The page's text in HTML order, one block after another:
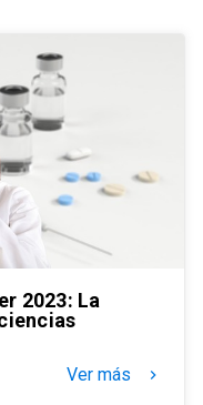
2023: La
Ver más keyboard_arrow_right